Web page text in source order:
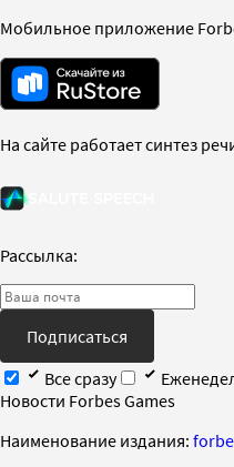
Мобильное приложение
На сайте работает синтез
Рассылка:
Подписаться
Все сразу
Новости Forbes Games
Наименование издания: